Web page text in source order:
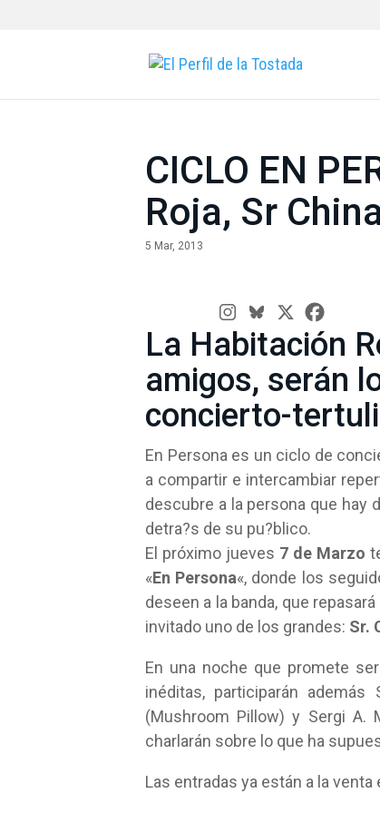
CICLO EN
Roja, Sr
5 Mar, 2013
La Habitación
amigos, serán
concierto-
En Persona es un ciclo de
a compartir e intercambiar
descubre a la persona que hay
detra?s de su pu?blico.
El próximo jueves 7 de Marzo
«En Persona«, donde los
deseen a la banda, que
invitado uno de los grandes: Sr.
En una noche que promete
inéditas, participarán además
(Mushroom Pillow) y Sergi A.
charlarán sobre lo que ha
Las entradas ya están a la venta